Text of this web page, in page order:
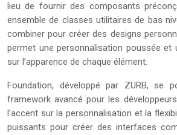
lieu de fournir des composants
ensemble de classes utilitaires de bas
combiner pour créer des designs
permet une personnalisation poussée et
sur l’apparence de chaque élément.
Foundation, développé par ZURB, se
framework avancé pour les
l’accent sur la personnalisation et la
puissants pour créer des interfaces